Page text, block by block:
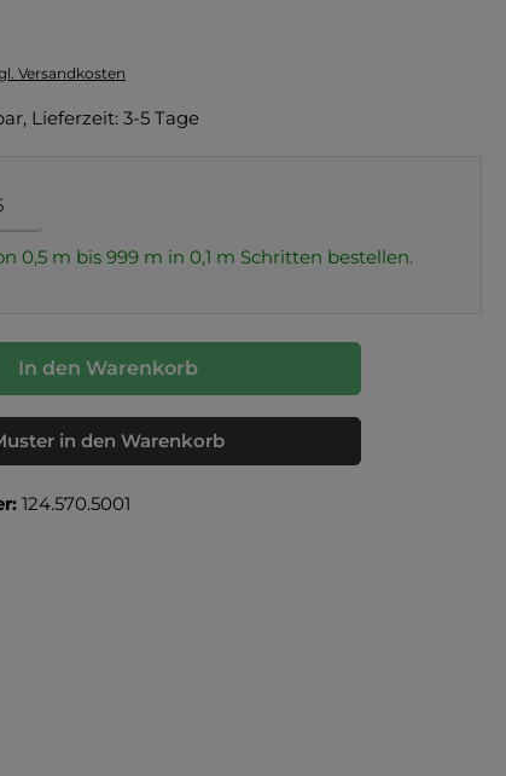
Versandkosten
Lieferzeit: 3-5 Tage
0,5 m bis 999 m in 0,1 m Schritten bestellen.
In den Warenkorb
in den Warenkorb
124.570.5001